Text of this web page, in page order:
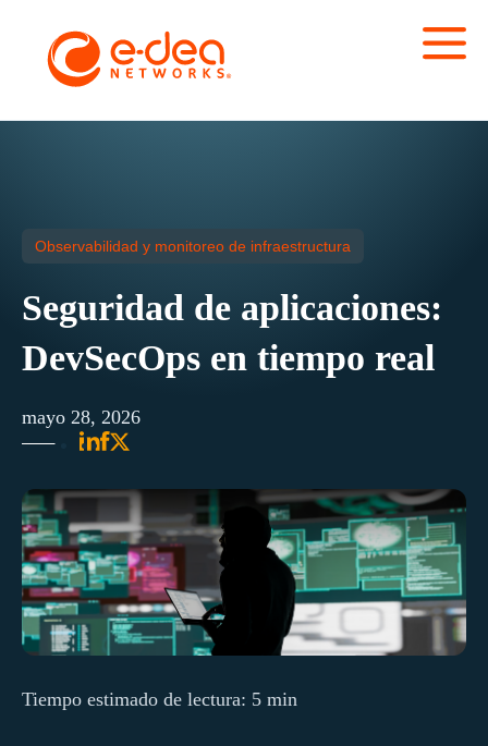
Observabilidad y monitoreo de infraestructura
Seguridad de aplicaciones:
DevSecOps en tiempo real
mayo 28, 2026
Tiempo estimado de lectura: 5 min